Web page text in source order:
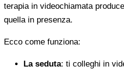
terapia in videochiamata
quella in presenza.
Ecco come funziona:
La seduta: ti colleghi in